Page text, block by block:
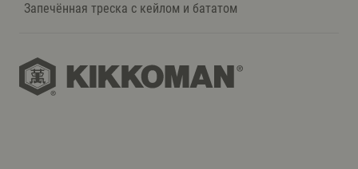
Запечённая треска с кейлом и бататом